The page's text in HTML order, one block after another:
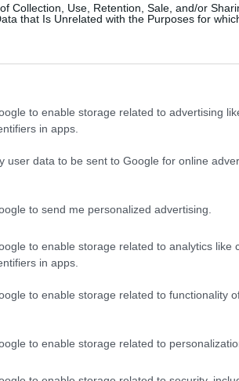
Collection, Use, Retention, Sale, and/or
that Is Unrelated with the Purposes for
to enable storage related to advertising
in apps.
user data to be sent to Google for online
to send me personalized advertising.
to enable storage related to analytics like
in apps.
to enable storage related to functionality
to enable storage related to